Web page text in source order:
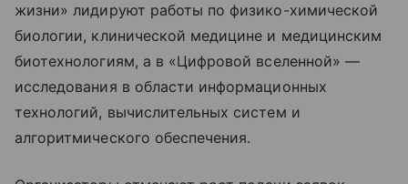
жизни» лидируют работы по физико-химической
биологии, клинической медицине и медицинским
биотехнологиям, а в «Цифровой вселенной» —
исследования в области информационных
технологий, вычислительных систем и
алгоритмического обеспечения.